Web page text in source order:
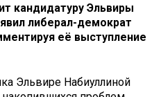
кандидатуру Эльвиры
либерал-демократ
её выступление
Эльвире Набиуллиной